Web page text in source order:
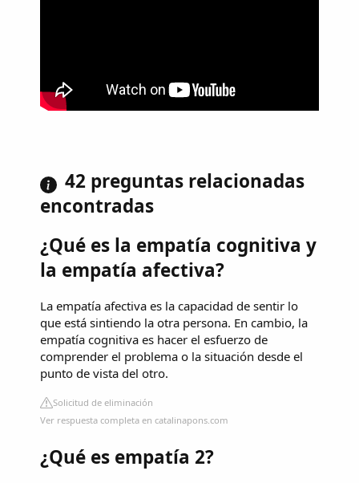
42 preguntas relacionadas
encontradas
¿Qué es la empatía cognitiva y
la empatía afectiva?
La empatía afectiva es la capacidad de sentir lo
que está sintiendo la otra persona. En cambio, la
empatía cognitiva es hacer el esfuerzo de
comprender el problema o la situación desde el
punto de vista del otro.
Solicitud de eliminación
Ver respuesta completa en catalinapons.com
¿Qué es empatía 2?